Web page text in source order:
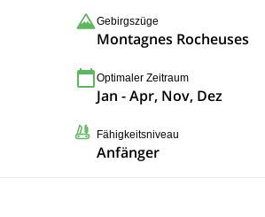
Gebirgszüge
Montagnes Rocheuses
Optimaler Zeitraum
Jan - Apr, Nov, Dez
Fähigkeitsniveau
Anfänger